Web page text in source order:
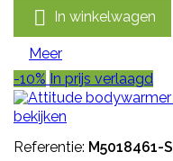
 In winkelwagen
Meer
-10% In prijs verlaagd
bekijken
Referentie: M5018461-S